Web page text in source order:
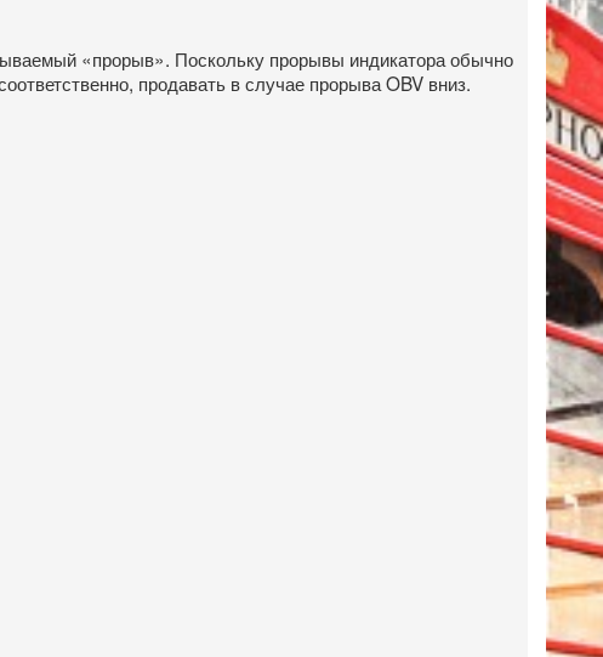
«прорыв». Поскольку прорывы индикатора обычно
продавать в случае прорыва OBV вниз.